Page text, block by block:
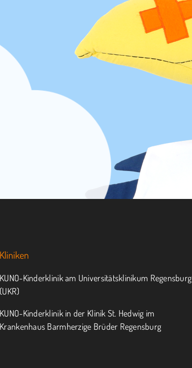
Kliniken
KUNO-Kinderklinik am Universitätsklinikum Regensburg
(UKR)
KUNO-Kinderklinik in der Klinik St. Hedwig im
Krankenhaus Barmherzige Brüder Regensburg